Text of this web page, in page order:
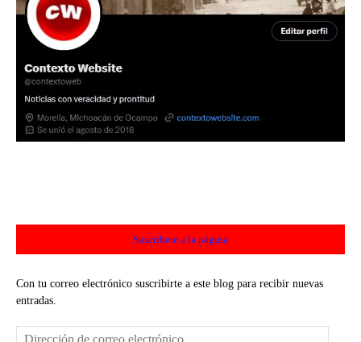
Suscríbete a la página
Con tu correo electrónico suscribirte a este blog para recibir nuevas
entradas.
Dirección